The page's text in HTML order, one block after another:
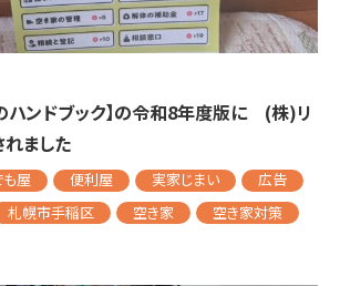
ハンドブック】の令和8年度版に (株)リ
ました
屋 便利屋 実家じまい
広告
札幌市手稲区 空き家 空き家対策